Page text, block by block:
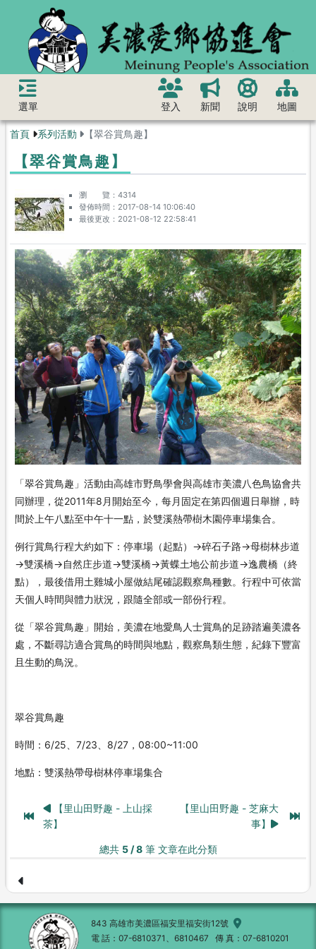
選單 登入 新聞 說明 地圖
首頁 系列活動 【翠谷賞鳥趣】
【翠谷賞鳥趣】
瀏 覽
4314
發佈時間
2017-08-14 10:06:40
最後更改
2021-08-12 22:58:41
「翠谷賞鳥趣」活動由高雄市野鳥學會與高雄市美濃八色鳥協會共
同辦理，從2011年8月開始至今，每月固定在第四個週日舉辦，時
間於上午八點至中午十一點，於雙溪熱帶樹木園停車場集合。
例行賞鳥行程大約如下：停車場（起點）→碎石子路→母樹林步道
→雙溪橋→自然庄步道→雙溪橋→黃蝶土地公前步道→逸農橋（終
點），最後借用土雞城小屋做結尾確認觀察鳥種數。行程中可依當
天個人時間與體力狀況，跟隨全部或一部份行程。
從「翠谷賞鳥趣」開始，美濃在地愛鳥人士賞鳥的足跡踏遍美濃各
處，不斷尋訪適合賞鳥的時間與地點，觀察鳥類生態，紀錄下豐富
且生動的鳥況。
翠谷賞鳥趣
時間：6/25、7/23、8/27，08:00~11:00
地點：雙溪熱帶母樹林停車場集合
【里山田野趣 - 上山採
茶】
【里山田野趣 - 芝麻大
事】
總共 5 / 8筆 文章在此分類
843 高雄市美濃區福安里福安街12號
電 話
07-6810371、6810467 傳 真
07-6810201